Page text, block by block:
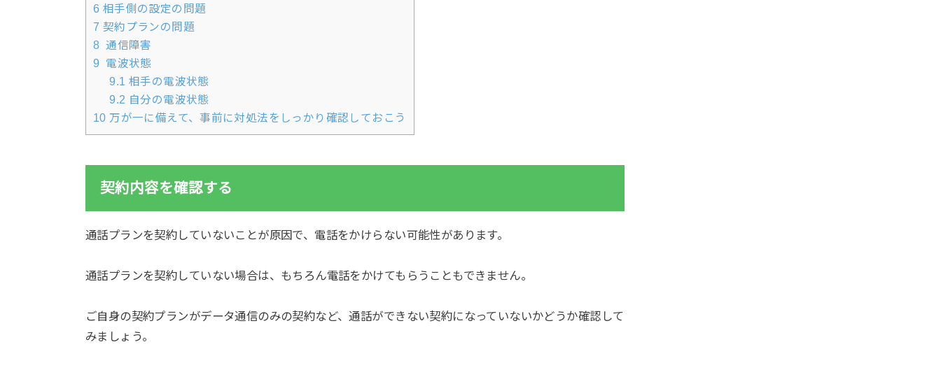
6 相手側の設定の問題
7 契約プランの問題
8 通信障害
9 電波状態
9.1 相手の電波状態
9.2 自分の電波状態
10 万が一に備えて、事前に対処法をしっかり確認しておこう
契約内容を確認する
通話プランを契約していないことが原因で、電話をかけらない可能性があります。
通話プランを契約していない場合は、もちろん電話をかけてもらうこともできません。
ご自身の契約プランがデータ通信のみの契約など、通話ができない契約になっていないかどうか確認して
みましょう。